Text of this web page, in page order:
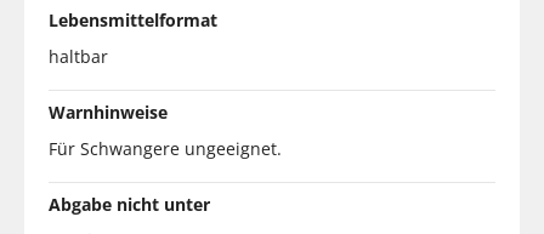
Lebensmittelformat
haltbar
Warnhinweise
Für Schwangere ungeeignet.
Abgabe nicht unter